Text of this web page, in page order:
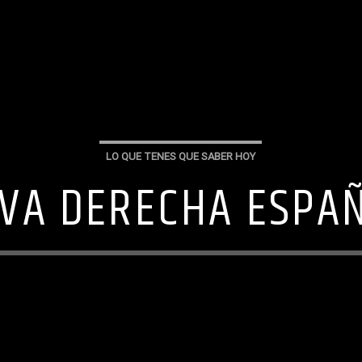
LO QUE TENES QUE SABER HOY
DERECHA